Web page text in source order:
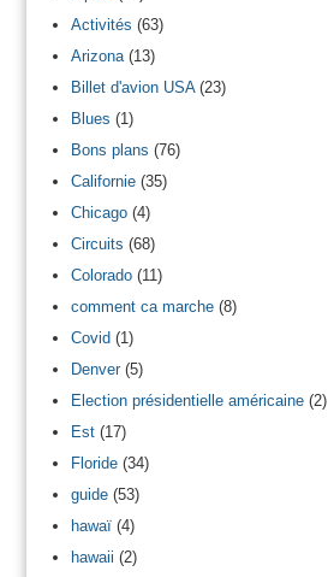
Activités (63)
Arizona(13)
Billet d'avion USA(23)
Blues (1)
Bons plans (76)
Californie(35)
Chicago(4)
Circuits (68)
Colorado(11)
comment ca marche(8)
Covid (1)
Denver(5)
Election présidentielle américaine(2)
Est(17)
Floride(34)
guide(53)
hawaï(4)
hawaii (2)